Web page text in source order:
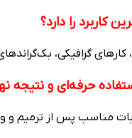
کاربرد را دارد؟
گرافیکی،
حرفه‌ای و نتیجه
ثبات مناسب پس از